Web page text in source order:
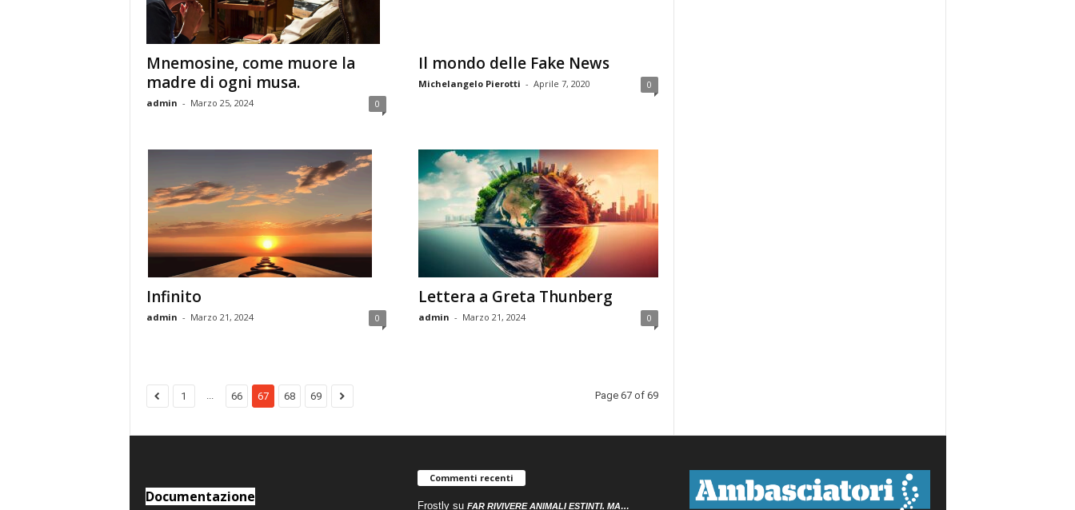
Mnemosine, come muore la
madre di ogni musa.
admin - Marzo 25, 2024 0
Il mondo delle Fake News
Michelangelo Pierotti - Aprile 7, 2020 0
Infinito
admin - Marzo 21, 2024 0
Lettera a Greta Thunberg
admin - Marzo 21, 2024 0
1 ... 66 67 68 69 Page 67 of 69
Documentazione
Commenti recenti
Frostlysu FAR RIVIVERE ANIMALI ESTINTI. MA…